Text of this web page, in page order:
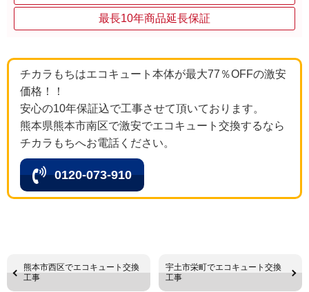
最長10年商品延長保証
チカラもちはエコキュート本体が最大77％OFFの激安
価格！！
安心の10年保証込で工事させて頂いております。
熊本県熊本市南区で激安でエコキュート交換するなら
チカラもちへお電話ください。
0120-073-910
熊本市西区でエコキュート交換
工事
宇土市栄町でエコキュート交換
工事